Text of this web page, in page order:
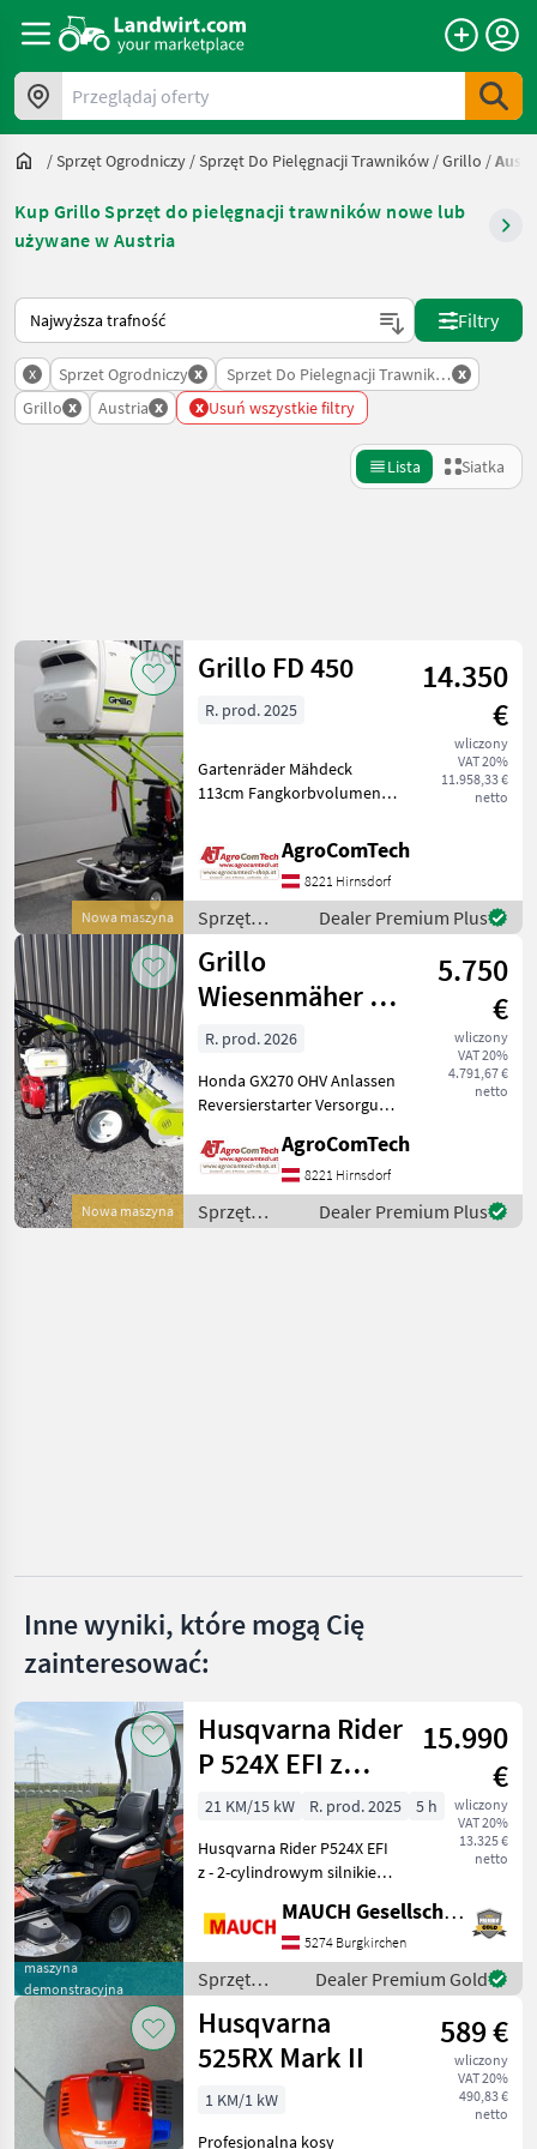
Przeglądaj oferty
/Sprzęt Ogrodniczy /Sprzęt Do Pielęgnacji Trawników /Grillo /
Kup Grillo Sprzęt do pielęgnacji trawników nowe lub
używane w Austria
Tak sortuje się na Landwirt.com
Filtry
x Sprzet Ogrodniczy x Sprzet Do Pielegnacji Trawnikowx
Grillo x Austria x x Usuń wszystkie filtry
Lista Siatka
Kategoria 4 Kraj Filtry
AKTUALNA
ŚCIEŻKA
Sprzet
Ogrodniczy
Sprzet Do
Pielegnacji
Grillo
WYBIERZ
KATEGORIĘ
Grillo
Husqvarna
Cub Cadet
Zresetuj
Pokaż 2
wyników
Nowa maszyna
Grillo FD 450
14.350
€
wliczony
VAT 20%
11.958,33 €
netto
R. prod. 2025
Gartenräder Mähdeck
113cm Fangkorbvolumen
Sprzęt do pielęgnacji
AgroComTech
8221 Hirnsdorf
Sprzęt
ogrodniczy /
Grillo
Dealer Premium Plus
Nowa maszyna
Grillo
Wiesenmäher GH
9
5.750
€
wliczony
VAT 20%
4.791,67 €
netto
R. prod. 2026
Honda GX270 OHV Anlassen
Reversierstarter Versorgung
Zylinder Leistung 8.4 HP
(6.3 kW) Luftgekühlt Ölbad-
Luftfilter Schlegelhäcksler
AgroComTech
8221 Hirnsdorf
Sprzęt
ogrodniczy /
Dealer Premium Plus
Inne wyniki, które mogą Cię
zainteresować:
maszyna
demonstracyjna
Husqvarna Rider
P 524X EFI z
napędem na
wszystkie koła i
agregatem
tnącym 137X –
egzemplarz
demonstracyjny
15.990
€
wliczony
VAT 20%
13.325 €
netto
21 KM/15 kW R. prod. 2025
5 h
Husqvarna Rider P524X EFI
z - 2-cylindrowym silnikiem
bezpośrednim wtryskiem
paliwa - napędem na
wszystkie koła - przekładnią
hydrostatyczną - ukł
MAUCH Gesellschaft m.b.H. & Co.KG
5274 Burgkirchen
Sprzęt
ogrodniczy /
Husqvarna
Dealer Premium Gold
Husqvarna
525RX Mark II
589 €
wliczony
VAT 20%
490,83 €
netto
1 KM/1 kW
Profesjonalna kosy